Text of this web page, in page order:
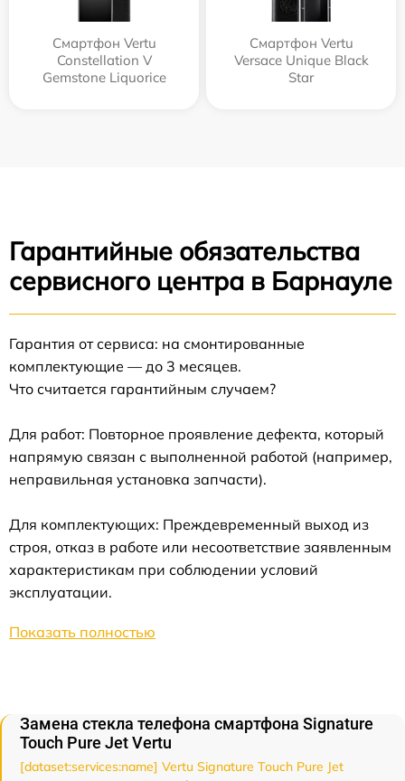
Смартфон Vertu
Constellation V
Gemstone Liquorice
Смартфон Vertu
Versace Unique Black
Star
Гарантийные обязательства
сервисного центра в Барнауле
Гарантия от сервиса: на смонтированные
комплектующие — до 3 месяцев.
Что считается гарантийным случаем?
Для работ: Повторное проявление дефекта, который
напрямую связан с выполненной работой (например,
неправильная установка запчасти).
Для комплектующих: Преждевременный выход из
строя, отказ в работе или несоответствие заявленным
характеристикам при соблюдении условий
эксплуатации.
Показать полностью
Замена стекла телефона смартфона Signature
Touch Pure Jet Vertu
[dataset:services:name] Vertu Signature Touch Pure Jet